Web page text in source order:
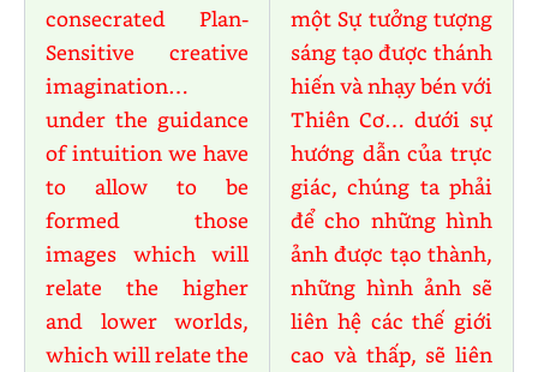
consecrated Plan-
Sensitive creative
imagination…
under the guidance
of intuition we have
to allow to be
formed those
images which will
relate the higher
and lower worlds,
which will relate the
một Sự tưởng tượng
sáng tạo được thánh
hiến và nhạy bén với
Thiên Cơ… dưới sự
hướng dẫn của trực
giác, chúng ta phải
để cho những hình
ảnh được tạo thành,
những hình ảnh sẽ
liên hệ các thế giới
cao và thấp, sẽ liên